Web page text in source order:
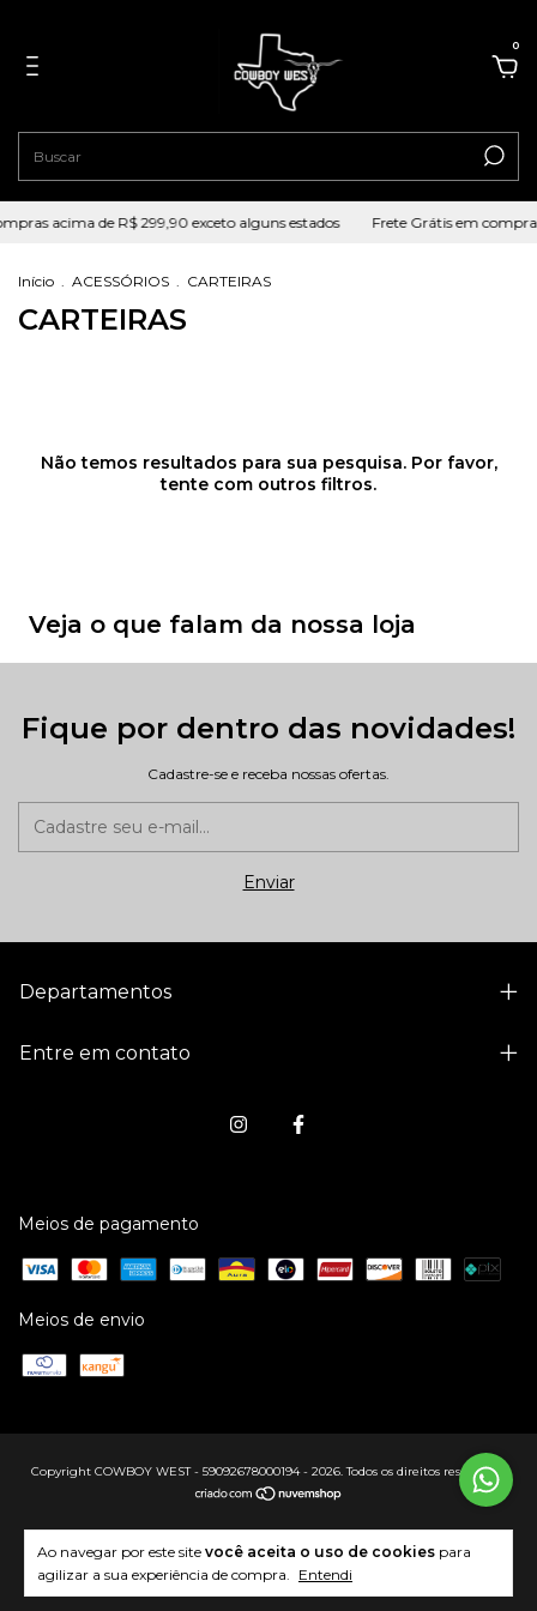
0
acima de R$ 299,90 exceto alguns estados Frete Grátis em
Ao navegar por este site você aceita o uso de cookies para
agilizar a sua experiência de compra. Entendi
Início . ACESSÓRIOS . CARTEIRAS
CARTEIRAS
Não temos resultados para sua pesquisa. Por favor,
tente com outros filtros.
Veja o que falam da nossa loja
Fique por dentro das novidades!
Cadastre-se e receba nossas ofertas.
Departamentos
Entre em contato
Meios de pagamento
Meios de envio
Copyright COWBOY WEST - 59092678000194 - 2026. Todos os direitos reservados.